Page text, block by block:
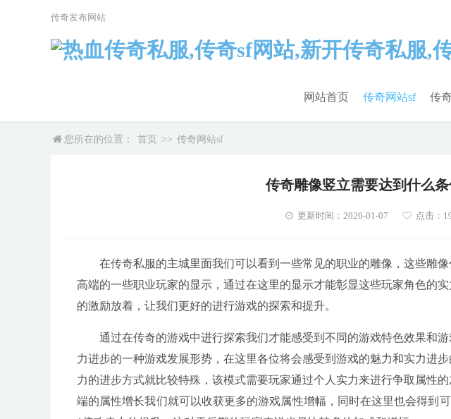
网站首页 传奇网站sf 传
传奇发布网站
您所在的位置： 首页 >> 传奇网站sf
传奇雕像竖立需要达到什么
更新时间：2026-01-07 点击：
在传奇私服的主城里面我们可以看到一些常见的职业的雕像，这些雕
高端的一些职业玩家的显示，通过在这里的显示才能彰显这些玩家角色的
的激励放着，让我们更好的进行游戏的探索和提升。
通过在传奇的游戏中进行探索我们才能感受到不同的游戏特色效果和
力进步的一种游戏发展形势，在这里各位将会感受到游戏的魅力和实力进
力的进步方式就比较特殊，该模式需要玩家通过个人实力来进行争取属性
端的属性增长我们就可以收获更多的游戏属性增幅，同时在这里也会得到